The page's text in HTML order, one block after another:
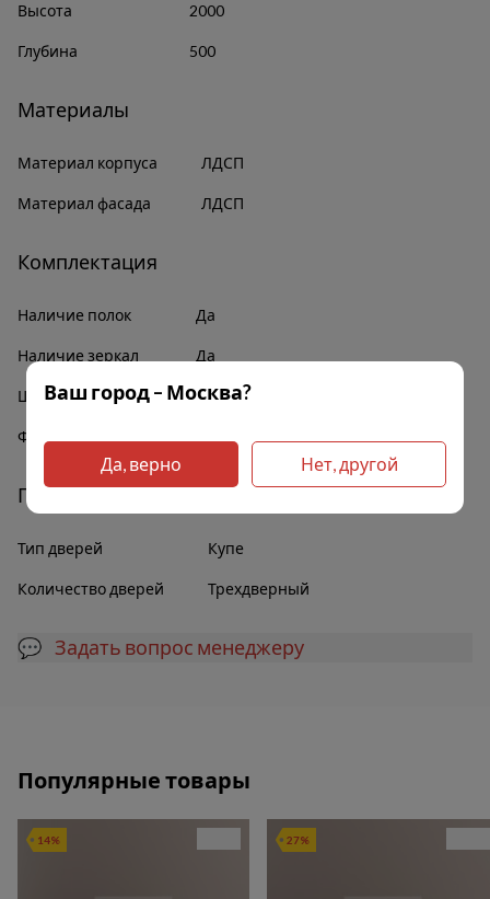
Высота 2000
Глубина 500
Материалы
Материал корпуса ЛДСП
Материал фасада ЛДСП
Комплектация
Наличие полок Да
Наличие зеркал Да
Штанга для белья Да
Фурнитура
Прочее
Тип дверей Купе
Количество дверей Трехдверный
💬 Задать вопрос менеджеру
Популярные товары
14% 27%
Ваш город – Москва?
Да, верно Нет, другой